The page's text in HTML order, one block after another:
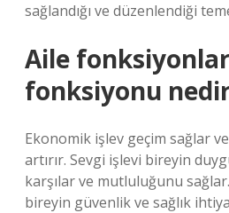
sağlandığı ve düzenlendiği
Aile
fonksiyonu
Ekonomik işlev geçim sağlar
artırır. Sevgi işlevi bireyin
karşılar ve mutluluğunu
bireyin güvenlik ve sağlık